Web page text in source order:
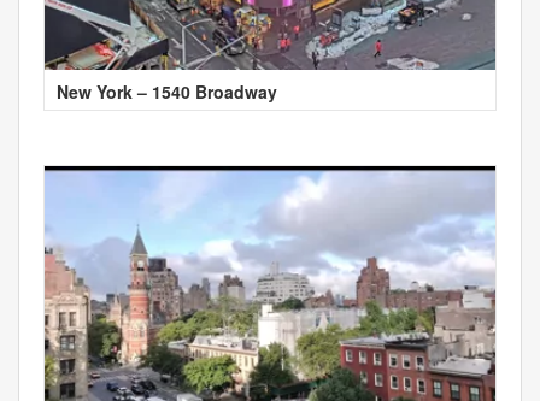
New York – 1540 Broadway